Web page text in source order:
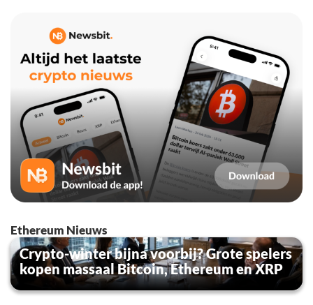
Ethereum Nieuws
Crypto-winter bijna voorbij? Grote spelers
kopen massaal Bitcoin, Ethereum en XRP